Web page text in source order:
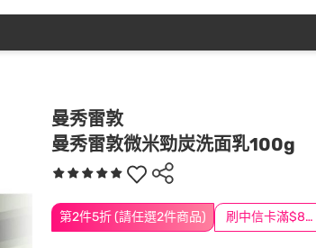
曼秀雷敦
曼秀雷敦微米勁炭洗面乳100g
第2件5折 (請任選2件商品) 刷中信卡滿$888送3萬點